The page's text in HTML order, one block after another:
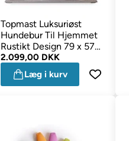
Topmast Luksuriøst
Hundebur Til Hjemmet
Rustikt Design 79 x 57
x 62 cm
2.099,00 DKK
Læg i kurv